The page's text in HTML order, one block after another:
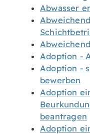
Abwasser
Adoption -
Adoption -
bewerben
Adoption
beantragen
Adoption